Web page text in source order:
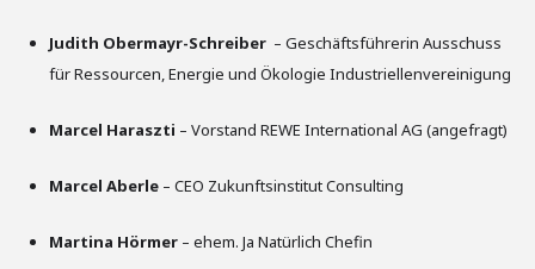
Judith Obermayr-Schreiber – Geschäftsführerin Ausschuss
für Ressourcen, Energie und Ökologie Industriellenvereinigung
Marcel Haraszti – Vorstand REWE International AG (angefragt)
Marcel Aberle – CEO Zukunftsinstitut Consulting
Martina Hörmer – ehem. Ja Natürlich Chefin